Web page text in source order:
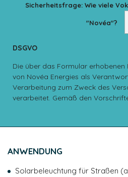
Sicherheitsfrage: Wie viele
"Novéa"?
DSGVO
Die über das Formular
von Novéa Energies als
Verarbeitung zum Zweck des
verarbeitet. Gemäß den
Einschränkung der Verarbeitung
Ihrem Tod zu erteilen. Sie haben
Rechte ausüben, indem Sie den
ANWENDUNG
Solarbeleuchtung für Straßen